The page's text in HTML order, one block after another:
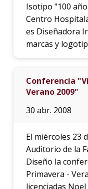
Isotipo "100
Centro
es Diseñadora
marcas y
Conferencia
Verano 2009"
30 abr. 2008
El miércoles 23
Auditorio de la
Diseño la
Primavera -
licenciadas Noel